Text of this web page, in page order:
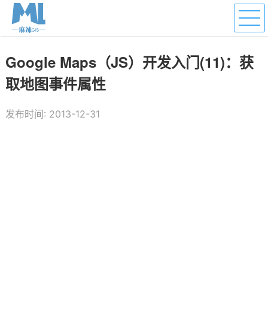
Google Maps（JS）开发入门(11)：获
取地图事件属性
发布时间: 2013-12-31